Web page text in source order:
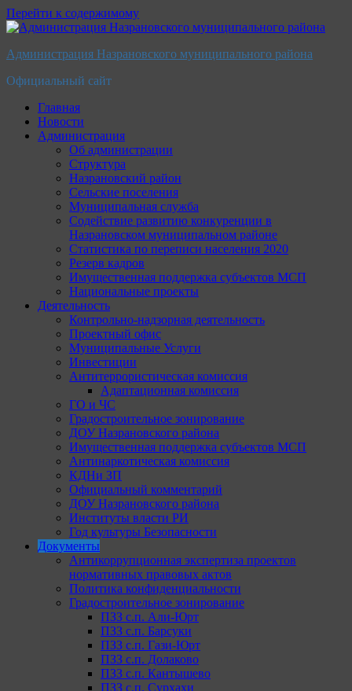
Перейти к содержимому
Администрация Назрановского муниципального района
Официальный сайт
Главная
Новости
Администрация
Об администрации
Структура
Назрановский район
Сельские поселения
Муниципальная служба
Содействие развитию конкуренции в
Назрановском муниципальном районе
Статистика по переписи населения 2020
Резерв кадров
Имущественная поддержка субъектов МСП
Национальные проекты
Деятельность
Контрольно-надзорная деятельность
Проектный офис
Муниципальные Услуги
Инвестиции
Антитеррористическая комиссия
Адаптационная комиссия
ГО и ЧС
Градостроительное зонирование
ДОУ Назрановского района
Имущественная поддержка субъектов МСП
Антинаркотическая комиссия
КДНи ЗП
Официальный комментарий
ДОУ Назрановского района
Институты власти РИ
Год культуры Безопасности
Документы
Антикоррупционная экспертиза проектов
нормативных правовых актов
Политика конфиденциальности
Градостроительное зонирование
ПЗЗ с.п. Али-Юрт
ПЗЗ с.п. Барсуки
ПЗЗ с.п. Гази-Юрт
ПЗЗ с.п. Долаково
ПЗЗ с.п. Кантышево
ПЗЗ с.п. Сурхахи